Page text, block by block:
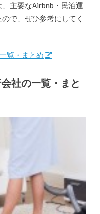
主要なAirbnb・民泊運
で、ぜひ参考にしてく
覧・まとめ
社の一覧・まと